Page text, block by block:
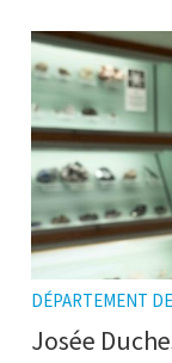
DÉPARTEMENT
Josée